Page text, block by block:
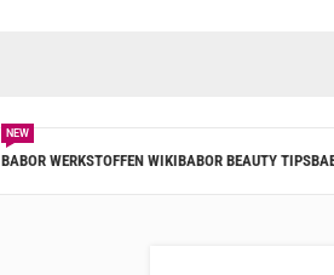
BABOR WERKSTOFFEN WIKI
NEW
BABOR BEAUTY TIPS